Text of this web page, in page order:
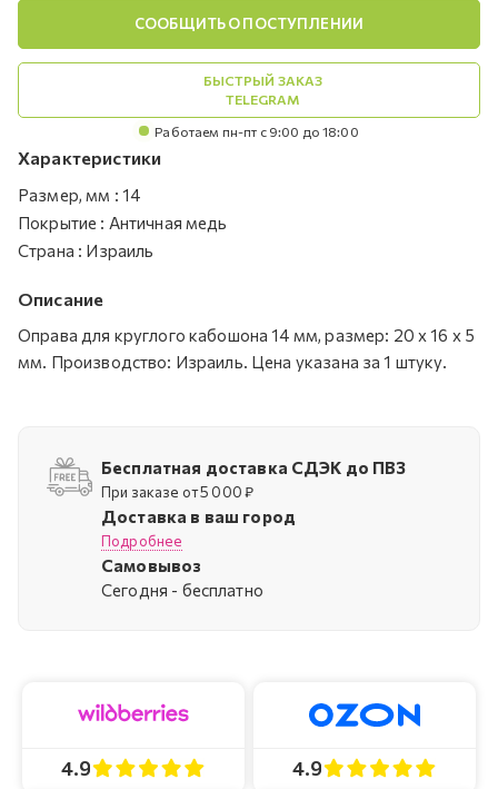
СООБЩИТЬ О ПОСТУПЛЕНИИ
БЫСТРЫЙ ЗАКАЗ
TELEGRAM
Работаем пн-пт с 9:00 до 18:00
Характеристики
Размер, мм : 14
Покрытие : Античная медь
Страна : Израиль
Описание
Оправа для круглого кабошона 14 мм, размер: 20 х 16 х 5
мм. Производство: Израиль. Цена указана за 1 штуку.
Бесплатная доставка СДЭК до ПВЗ
При заказе от 5 000 ₽
Доставка в ваш город
Подробнее
Самовывоз
Cегодня - бесплатно
4.9 4.9